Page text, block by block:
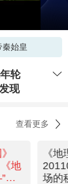
始皇
轮
现
查看更多
地
金
《
场的